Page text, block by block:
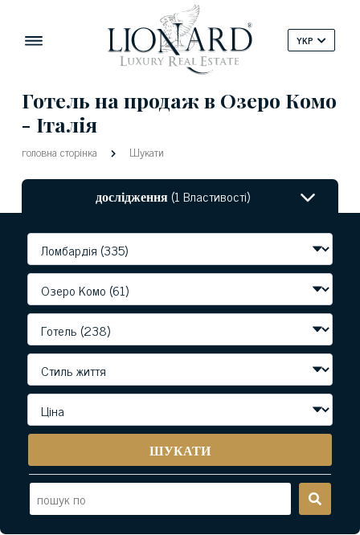
YKP
Готель на продаж в Озеро Комо
- Італія
головна сторінка Шукати
дослідження(1 Властивості)
ШУКАТИ